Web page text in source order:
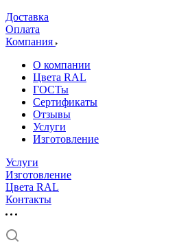
Доставка
Оплата
Компания
О компании
Цвета RAL
ГОСТы
Сертификаты
Отзывы
Услуги
Изготовление
Услуги
Изготовление
Цвета RAL
Контакты